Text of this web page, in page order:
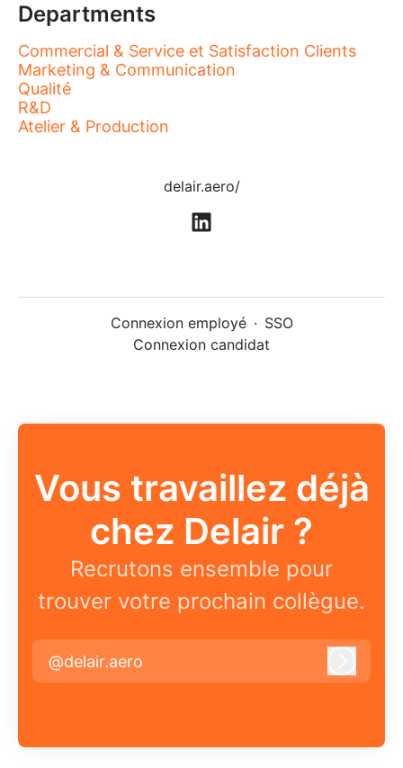
Departments
Commercial & Service et Satisfaction Clients
Marketing & Communication
Qualité
R&D
Atelier & Production
delair.aero/
Connexion employé · SSO
Connexion candidat
Vous travaillez déjà
chez Delair ?
Recrutons ensemble pour
trouver votre prochain collègue.
@delair.aero